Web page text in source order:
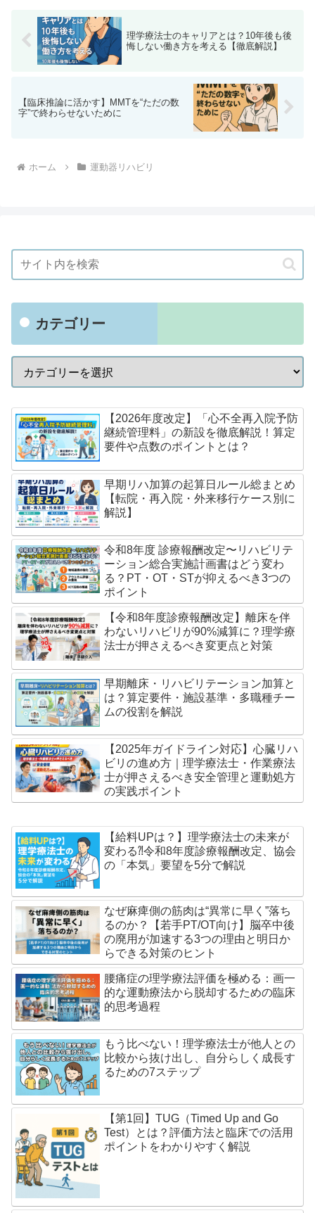
理学療法士のキャリアとは？10年後も後
悔しない働き方を考える【徹底解説】
【臨床推論に活かす】MMTを“ただの数
字”で終わらせないために
ホーム 運動器リハビリ
カテゴリー
【2026年度改定】「心不全再入院予防
継続管理料」の新設を徹底解説！算定
要件や点数のポイントとは？
早期リハ加算の起算日ルール総まとめ
【転院・再入院・外来移行ケース別に
解説】
令和8年度 診療報酬改定〜リハビリテ
ーション総合実施計画書はどう変わ
る？PT・OT・STが抑えるべき3つの
ポイント
【令和8年度診療報酬改定】離床を伴
わないリハビリが90%減算に？理学療
法士が押さえるべき変更点と対策
早期離床・リハビリテーション加算と
は？算定要件・施設基準・多職種チー
ムの役割を解説
【2025年ガイドライン対応】心臓リハ
ビリの進め方｜理学療法士・作業療法
士が押さえるべき安全管理と運動処方
の実践ポイント
【給料UPは？】理学療法士の未来が
変わる⁈令和8年度診療報酬改定、協会
の「本気」要望を5分で解説
なぜ麻痺側の筋肉は“異常に早く”落ち
るのか？【若手PT/OT向け】脳卒中後
の廃用が加速する3つの理由と明日か
らできる対策のヒント
腰痛症の理学療法評価を極める：画一
的な運動療法から脱却するための臨床
的思考過程
もう比べない！理学療法士が他人との
比較から抜け出し、自分らしく成長す
るための7ステップ
【第1回】TUG（Timed Up and Go
Test）とは？評価方法と臨床での活用
ポイントをわかりやすく解説